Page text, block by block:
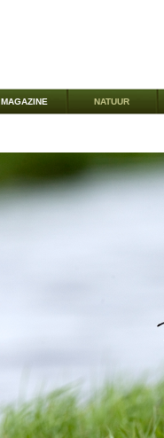
MAGAZINE NATUUR